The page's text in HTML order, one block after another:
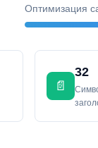
Оптимизация
📄
32